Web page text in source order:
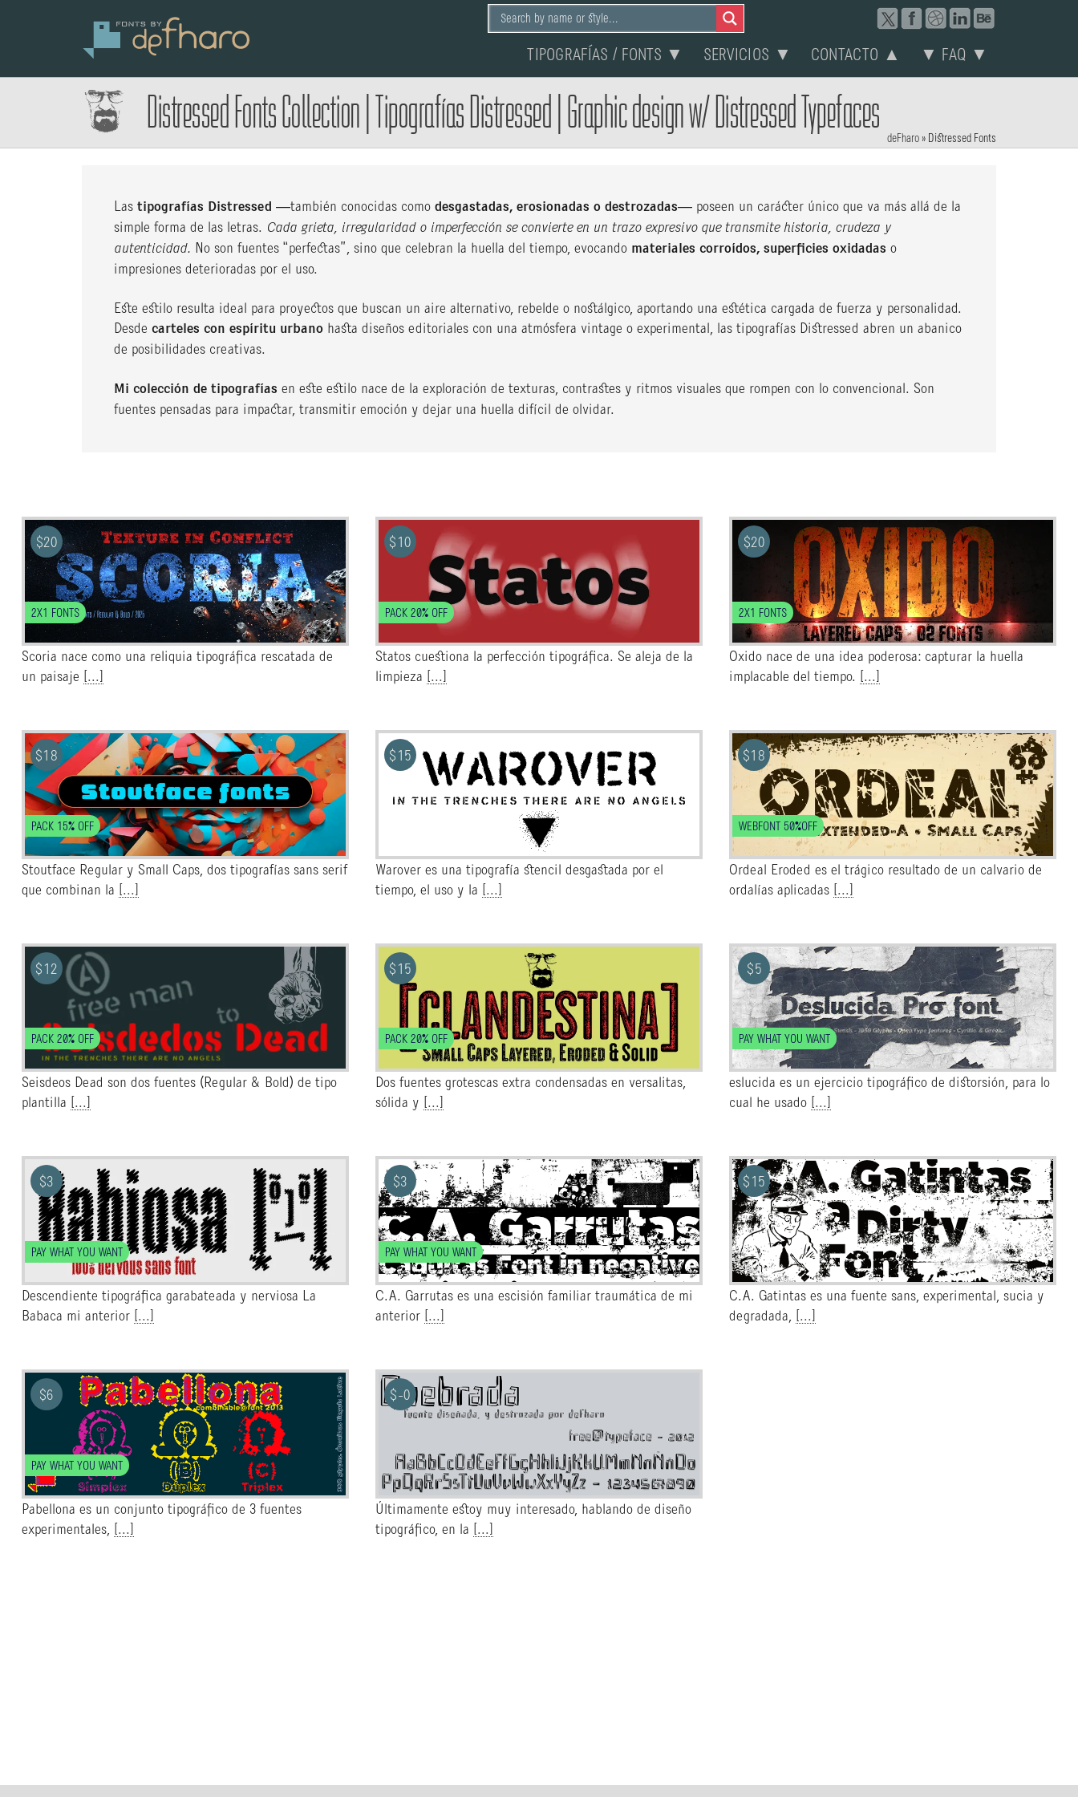
TIPOGRAFÍAS / FONTS ▼ SERVICIOS ▼ CONTACTO ▲ ▼ FAQ ▼
Distressed Fonts Collection Tipografías Distressed Graphic design w/ Distressed Typefaces
deFharo » Distressed Fonts
Las tipografías Distressed —también conocidas como desgastadas, erosionadas o destrozadas— poseen un carácter único que va más allá de la
simple forma de las letras. Cada grieta, irregularidad o imperfección se convierte en un trazo expresivo que transmite historia, crudeza y
autenticidad. No son fuentes “perfectas”, sino que celebran la huella del tiempo, evocando materiales corroídos, superficies oxidadas o
impresiones deterioradas por el uso.
Este estilo resulta ideal para proyectos que buscan un aire alternativo, rebelde o nostálgico, aportando una estética cargada de fuerza y personalidad.
Desde carteles con espíritu urbano hasta diseños editoriales con una atmósfera vintage o experimental, las tipografías Distressed abren un abanico
de posibilidades creativas.
Mi colección de tipografías en este estilo nace de la exploración de texturas, contrastes y ritmos visuales que rompen con lo convencional. Son
fuentes pensadas para impactar, transmitir emoción y dejar una huella difícil de olvidar.
$20
2X1 FONTS
Scoria nace como una reliquia tipográfica rescatada de
un paisaje
[...]
$10
PACK 20% OFF
Statos cuestiona la perfección tipográfica. Se aleja de la
limpieza
[...]
$20
2X1 FONTS
Oxido nace de una idea poderosa: capturar la huella
implacable del tiempo.
[...]
$18
PACK 15% OFF
Stoutface Regular y Small Caps, dos tipografías sans serif
que combinan la
[...]
$15
Warover es una tipografía stencil desgastada por el
tiempo, el uso y la
[...]
$18
WEBFONT 50%OFF
Ordeal Eroded es el trágico resultado de un calvario de
ordalías aplicadas
[...]
$12
PACK 20% OFF
Seisdeos Dead son dos fuentes (Regular & Bold) de tipo
plantilla
[...]
$15
PACK 20% OFF
Dos fuentes grotescas extra condensadas en versalitas,
sólida y
[...]
$5
PAY WHAT YOU WANT
eslucida es un ejercicio tipográfico de distorsión, para lo
cual he usado
[...]
$3
PAY WHAT YOU WANT
Descendiente tipográfica garabateada y nerviosa La
Babaca mi anterior
[...]
$3
PAY WHAT YOU WANT
C.A. Garrutas es una escisión familiar traumática de mi
anterior
[...]
$15
C.A. Gatintas es una fuente sans, experimental, sucia y
degradada,
[...]
$6
PAY WHAT YOU WANT
Pabellona es un conjunto tipográfico de 3 fuentes
experimentales,
[...]
$-0
Últimamente estoy muy interesado, hablando de diseño
tipográfico, en la
[...]